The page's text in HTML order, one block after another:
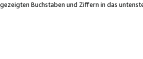
Buchstaben und Ziffern in das